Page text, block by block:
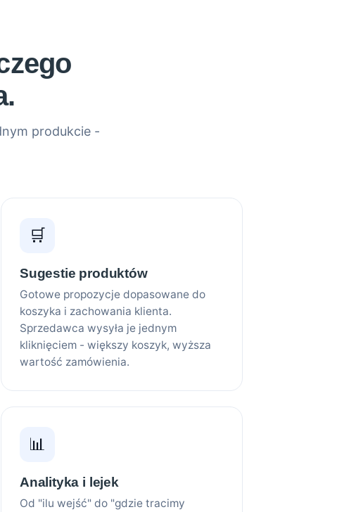
produkcie -
🛒
Sugestie produktów
Gotowe propozycje dopasowane do
koszyka i zachowania klienta.
Sprzedawca wysyła je jednym
kliknięciem - większy koszyk, wyższa
wartość zamówienia.
📊
Analityka i lejek
Od "ilu wejść" do "gdzie tracimy